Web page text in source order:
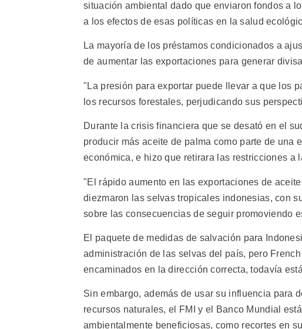
situación ambiental dado que enviaron fondos a
a los efectos de esas políticas en la salud
La mayoría de los préstamos condicionados a
de aumentar las exportaciones para generar
"La presión para exportar puede llevar a que los
los recursos forestales, perjudicando sus
Durante la crisis financiera que se desató en el
producir más aceite de palma como parte de una
económica, e hizo que retirara las restricciones a
"El rápido aumento en las exportaciones de
diezmaron las selvas tropicales indonesias, con
sobre las consecuencias de seguir promoviendo
El paquete de medidas de salvación para
administración de las selvas del país, pero
encaminados en la dirección correcta, todavía
Sin embargo, además de usar su influencia para
recursos naturales, el FMI y el Banco Mundial
ambientalmente beneficiosas, como recortes en